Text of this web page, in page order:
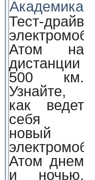
Академика
Тест-драйв
Атом на
дистанции
500 км.
Узнайте,
как ведет
себя
новый
Атом днем
и ночью,